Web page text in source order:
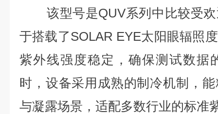
该型号是QUV系列中比较受
于搭载了SOLAR EYE太阳眼辐照
紫外线强度稳定，确保测试数据
时，设备采用成熟的制冷机制，
与凝露场景，适配多数行业的标准